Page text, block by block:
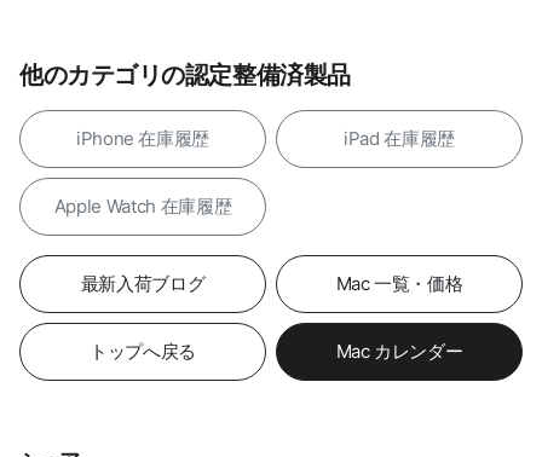
他のカテゴリの認定整備済製品
iPhone 在庫履歴 iPad 在庫履歴
Apple Watch 在庫履歴
最新入荷ブログ Mac 一覧・価格
トップへ戻る Mac カレンダー